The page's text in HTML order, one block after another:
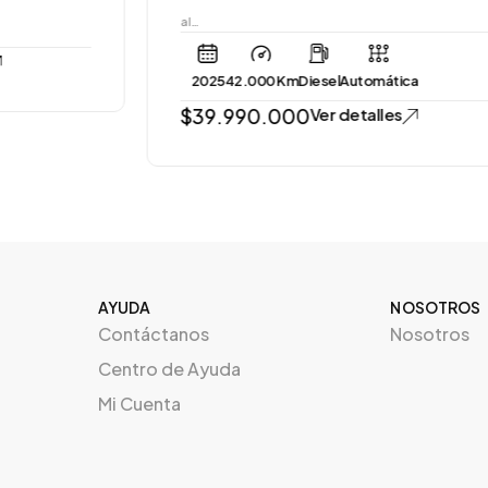
42.000 KmDieselAutomática
39.990.000Ver detalles
AYUDA
Contáctanos
Centro de Ayuda
Mi Cuenta
NOSOTROS
Nosotros